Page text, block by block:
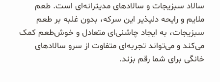
سالاد سبزیجات و سالادهای مدیترانه‌ای است. طعم
ملایم و رایحه دلپذیر این سرکه، بدون غلبه بر طعم
سبزیجات، به ایجاد چاشنی‌ای متعادل و خوش‌طعم کمک
می‌کند و می‌تواند تجربه‌ای متفاوت از سرو سالادهای
خانگی برای شما رقم بزند.